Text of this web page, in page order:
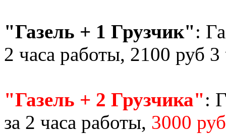
"Газель + 1 Грузчик":
2 часа работы, 2100 руб 3
"Газель + 2 Грузчика":
за 2 часа работы, 3000 руб